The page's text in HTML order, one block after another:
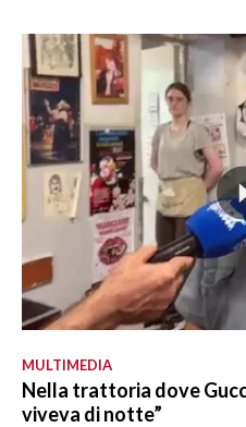
MULTIMEDIA
Nella trattoria dove
viveva di notte”